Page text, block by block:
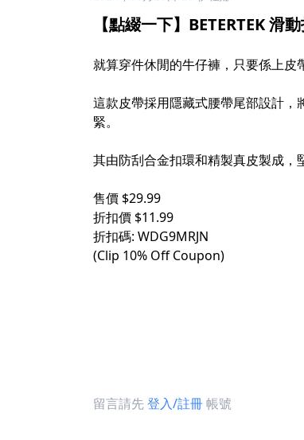
【點綴一下】BETERTEK 滑
就算穿件休閒的牛仔褲，只要係上皮
這款皮帶採用隱藏式腰帶尾部設計
緊。
其由防刮合金扣環和精製真皮製成，
售價 $29.99
折扣價 $11.99
折扣碼: WDG9MRJN
(Clip 10% Off Coupon)
留言請先登入/註冊帳號